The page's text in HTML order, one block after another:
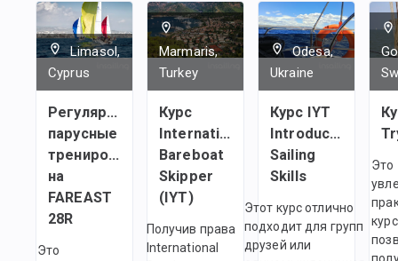
Limasol,
Cyprus
Регулярные
парусные
тренировки
на
FAREAST
28R
Это
Marmaris,
Turkey
Курс
International
Bareboat
Skipper
(IYT)
Получив права
International
Odesa,
Ukraine
Курс IYT
Introductory
Sailing
Skills
Этот курс отлично
подходит для групп
друзей или
Это